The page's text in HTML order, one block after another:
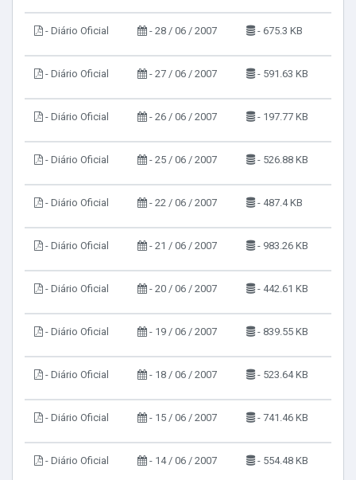
- Diário Oficial - 28 / 06 / 2007 - 675.3 KB
- Diário Oficial - 27 / 06 / 2007 - 591.63 KB
- Diário Oficial - 26 / 06 / 2007 - 197.77 KB
- Diário Oficial - 25 / 06 / 2007 - 526.88 KB
- Diário Oficial - 22 / 06 / 2007 - 487.4 KB
- Diário Oficial - 21 / 06 / 2007 - 983.26 KB
- Diário Oficial - 20 / 06 / 2007 - 442.61 KB
- Diário Oficial - 19 / 06 / 2007 - 839.55 KB
- Diário Oficial - 18 / 06 / 2007 - 523.64 KB
- Diário Oficial - 15 / 06 / 2007 - 741.46 KB
- Diário Oficial - 14 / 06 / 2007 - 554.48 KB